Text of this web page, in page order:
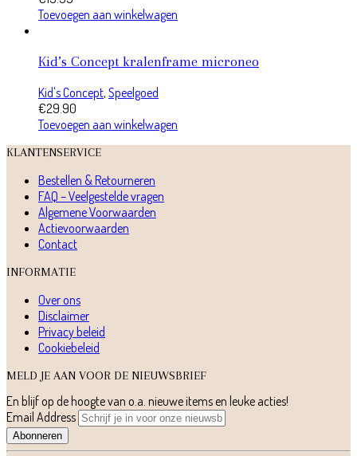
Toevoegen aan winkelwagen
Kid’s Concept kralenframe microneo
Kid's Concept, Speelgoed
€29.90
Toevoegen aan winkelwagen
KLANTENSERVICE
Bestellen & Retourneren
FAQ – Veelgestelde vragen
Algemene Voorwaarden
Actievoorwaarden
Contact
INFORMATIE
Over ons
Disclaimer
Privacy beleid
Cookiebeleid
MELD JE AAN VOOR DE NIEUWSBRIEF
En blijf op de hoogte van o.a. nieuwe items en leuke acties!
Email Address
Abonneren